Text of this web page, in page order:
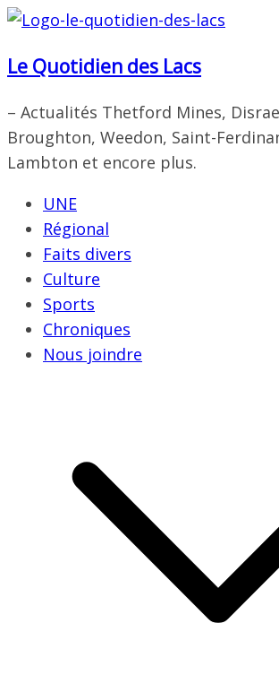
Passer
contenu
Le Quotidien des Lacs
– Actualités Thetford Mines,
Broughton, Weedon, Saint-
Lambton et encore plus.
UNE
Régional
Faits divers
Culture
Sports
Chroniques
Nous joindre